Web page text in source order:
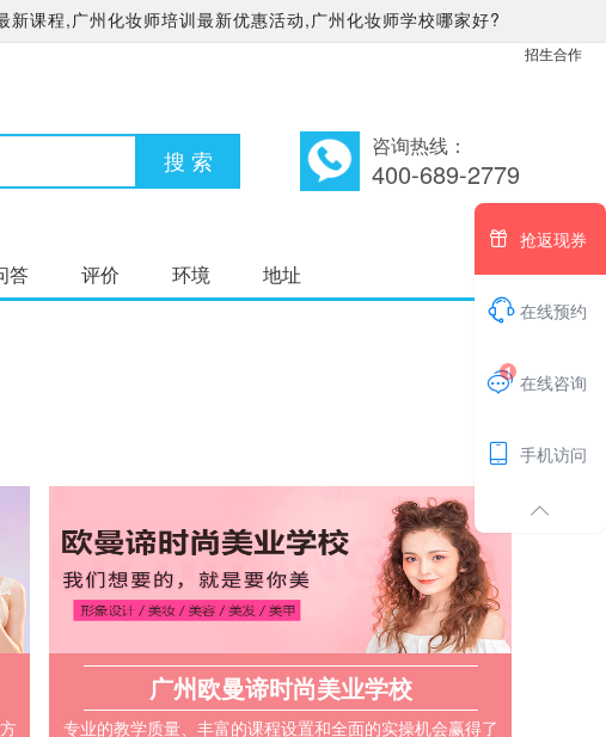
课程,广州化妆师培训最新优惠活动,广州化妆师学校哪家好?
招生合作
咨询热线：
400-689-2779
答 评价 环境 地址
广州欧曼谛时尚美业学校
专业的教学质量、丰富的课程设置和全面的实操机会赢得了
 抢返现券
 在线预约

1 在线咨询
 手机访问